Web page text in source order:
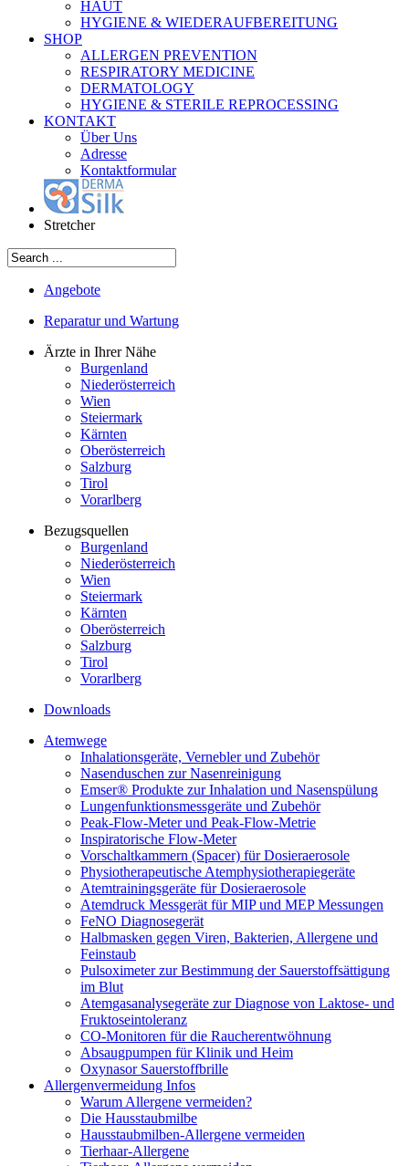
HAUT
HYGIENE & WIEDERAUFBEREITUNG
SHOP
ALLERGEN PREVENTION
RESPIRATORY MEDICINE
DERMATOLOGY
HYGIENE & STERILE REPROCESSING
KONTAKT
Über Uns
Adresse
Kontaktformular
Stretcher
Angebote
Reparatur und Wartung
Ärzte in Ihrer Nähe
Burgenland
Niederösterreich
Wien
Steiermark
Kärnten
Oberösterreich
Salzburg
Tirol
Vorarlberg
Bezugsquellen
Burgenland
Niederösterreich
Wien
Steiermark
Kärnten
Oberösterreich
Salzburg
Tirol
Vorarlberg
Downloads
Atemwege
Inhalationsgeräte, Vernebler und Zubehör
Nasenduschen zur Nasenreinigung
Emser® Produkte zur Inhalation und Nasenspülung
Lungenfunktionsmessgeräte und Zubehör
Peak-Flow-Meter und Peak-Flow-Metrie
Inspiratorische Flow-Meter
Vorschaltkammern (Spacer) für Dosieraerosole
Physiotherapeutische Atemphysiotherapiegeräte
Atemtrainingsgeräte für Dosieraerosole
Atemdruck Messgerät für MIP und MEP Messungen
FeNO Diagnosegerät
Halbmasken gegen Viren, Bakterien, Allergene und
Feinstaub
Pulsoximeter zur Bestimmung der Sauerstoffsättigung
im Blut
Atemgasanalysegeräte zur Diagnose von Laktose- und
Fruktoseintoleranz
CO-Monitoren für die Raucherentwöhnung
Absaugpumpen für Klinik und Heim
Oxynasor Sauerstoffbrille
Allergenvermeidung Infos
Warum Allergene vermeiden?
Die Hausstaubmilbe
Hausstaubmilben-Allergene vermeiden
Tierhaar-Allergene